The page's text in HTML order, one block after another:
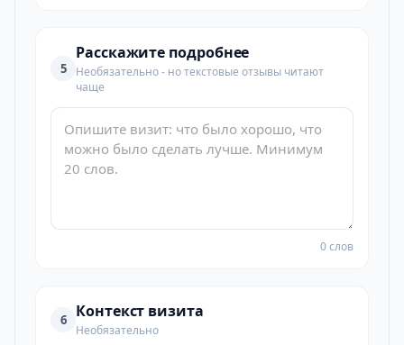
5
Расскажите подробнее
Необязательно - но текстовые отзывы читают
чаще
0 слов
6 Контекст визита
Необязательно